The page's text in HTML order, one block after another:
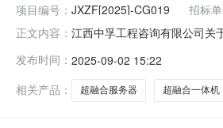
项目编号： JXZF[2025]-CG019 招标单
正文内容： 江西中孚工程咨询有限公司关
中标成交金额：349620.00元
发布时间： 2025-09-02 15:22
相关产品：
超融合服务器 超融合一体机